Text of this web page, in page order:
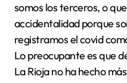
somos los terceros, o
accidentalidad porque
registramos el covid
Lo preocupante es que
La Rioja no ha hecho